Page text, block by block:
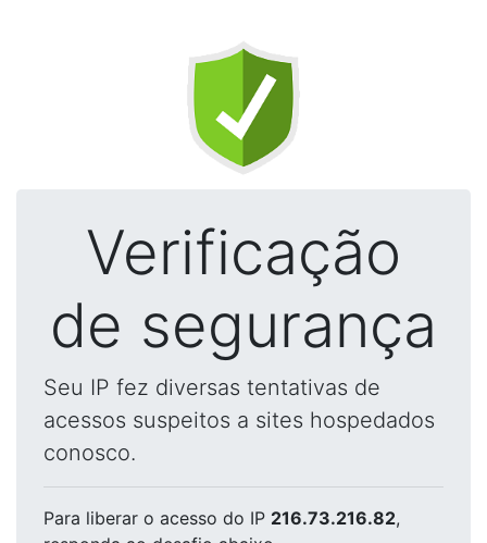
Verificação
de segurança
Seu IP fez diversas tentativas de
acessos suspeitos a sites hospedados
conosco.
Para liberar o acesso do IP 216.73.216.82,